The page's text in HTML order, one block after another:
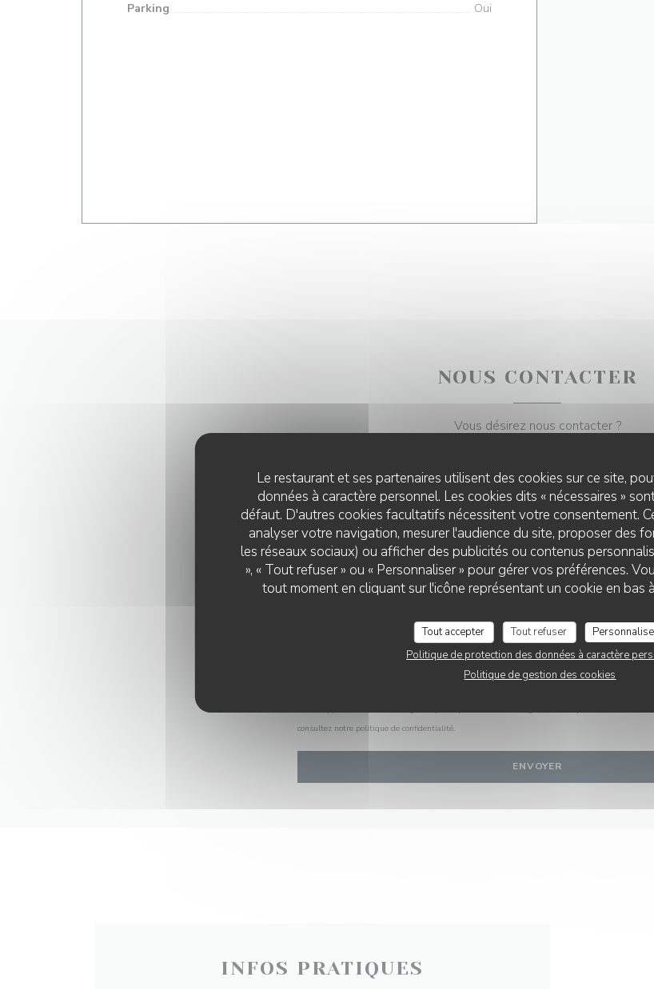
Le restaurant et ses partenaires utilisent des cookies sur ce site,
données à caractère personnel. Les cookies dits « nécessaires »
défaut. D'autres cookies facultatifs nécessitent votre consentement.
analyser votre navigation, mesurer l'audience du site, proposer des
les réseaux sociaux) ou afficher des publicités ou contenus
», « Tout refuser » ou « Personnaliser » pour gérer vos préférences.
tout moment en cliquant sur l'icône représentant un cookie en bas
Tout accepter Tout refuser
Politique de protection des données à caractère
Politique de gestion des cookies
Parking
Oui
NOUS CONTACTER
Vous désirez nous contacter ?
consultez notre politique de confidentialité.
INFOS PRATIQUES